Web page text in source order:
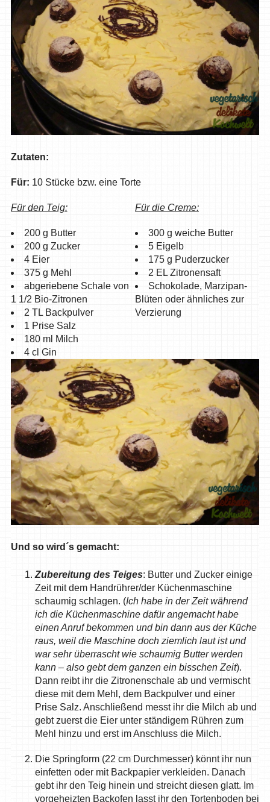
Zutaten:
Für: 10 Stücke bzw. eine Torte
Für den Teig:
200 g Butter
200 g Zucker
4 Eier
375 g Mehl
abgeriebene Schale von
1 1/2 Bio-Zitronen
2 TL Backpulver
1 Prise Salz
180 ml Milch
4 cl Gin
Für die Creme:
300 g weiche Butter
5 Eigelb
175 g Puderzucker
2 EL Zitronensaft
Schokolade, Marzipan-
Blüten oder ähnliches zur
Verzierung
Und so wird´s gemacht:
Zubereitung des Teiges: Butter und Zucker einige
Zeit mit dem Handrührer/der Küchenmaschine
schaumig schlagen. (Ich habe in der Zeit während
ich die Küchenmaschine dafür angemacht habe
einen Anruf bekommen und bin dann aus der Küche
raus, weil die Maschine doch ziemlich laut ist und
war sehr überrascht wie schaumig Butter werden
kann – also gebt dem ganzen ein bisschen Zeit).
Dann reibt ihr die Zitronenschale ab und vermischt
diese mit dem Mehl, dem Backpulver und einer
Prise Salz. Anschließend messt ihr die Milch ab und
gebt zuerst die Eier unter ständigem Rühren zum
Mehl hinzu und erst im Anschluss die Milch.
Die Springform (22 cm Durchmesser) könnt ihr nun
einfetten oder mit Backpapier verkleiden. Danach
gebt ihr den Teig hinein und streicht diesen glatt. Im
vorgeheizten Backofen lasst ihr den Tortenboden bei